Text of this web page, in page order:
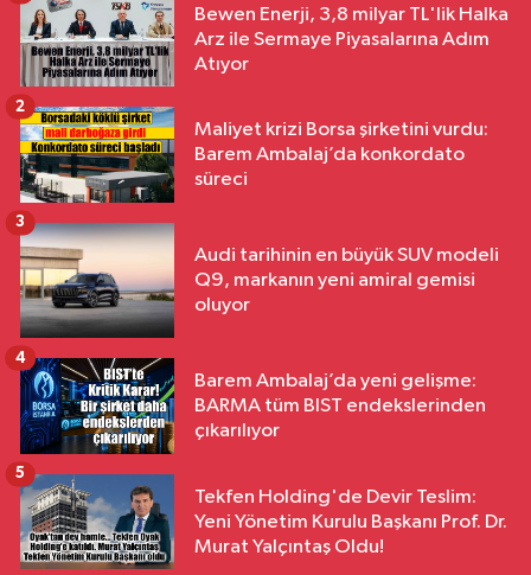
Bewen Enerji, 3,8 milyar TL'lik Halka
Arz ile Sermaye Piyasalarına Adım
Atıyor
Maliyet krizi Borsa şirketini vurdu:
Barem Ambalaj’da konkordato
süreci
2
Audi tarihinin en büyük SUV modeli
Q9, markanın yeni amiral gemisi
oluyor
3
Barem Ambalaj’da yeni gelişme:
BARMA tüm BIST endekslerinden
çıkarılıyor
4
Tekfen Holding'de Devir Teslim:
Yeni Yönetim Kurulu Başkanı Prof. Dr.
Murat Yalçıntaş Oldu!
5